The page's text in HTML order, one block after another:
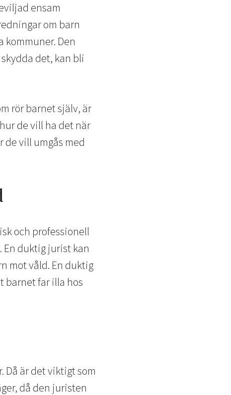
ensam
om barn
kommuner. Den
det, kan bli
rör barnet själv, är
de vill ha det när
de vill umgås med
och professionell
En duktig jurist kan
mot våld. En duktig
barnet far illa hos
Då är det viktigt som
då den juristen